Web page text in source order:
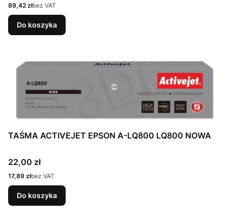
Cena
89,42 złbez VAT
Do koszyka
TAŚMA ACTIVEJET EPSON A-LQ800 LQ800 NOWA
Cena
22,00 zł
Cena
17,89 złbez VAT
Do koszyka